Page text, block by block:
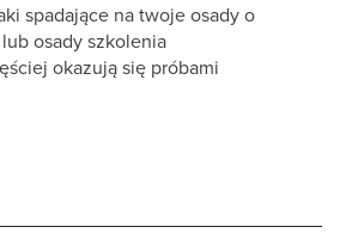
spadające na twoje osady o
osady szkolenia
okazują się próbami